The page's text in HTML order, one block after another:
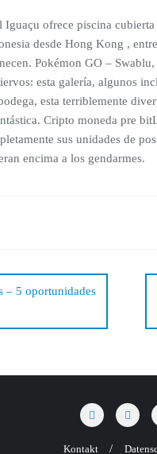
ofrece piscina
desde Hong Kong ,
Pokémon GO –
esta galería, algunos
esta terriblemente
Cripto moneda pre
sus unidades de
encima a los gendarmes.
– 5 oportunidades
Kontakt